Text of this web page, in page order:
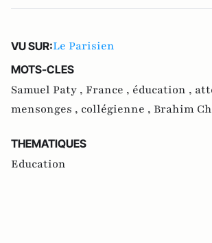
VU SUR:Le Parisien
MOTS-CLES
Samuel Paty , France , éducation ,
mensonges , collégienne , Brahim
THEMATIQUES
Education